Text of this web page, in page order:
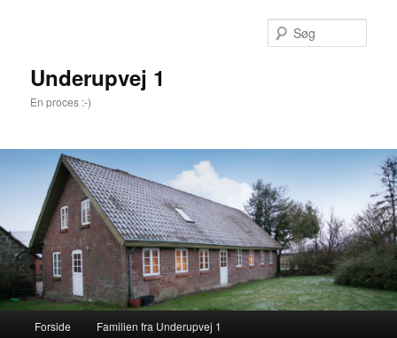
Underupvej 1
En proces :-)
Fortsæt til primære indhold
Fortsæt til sekundære indhold
Forside Familien fra Underupvej 1